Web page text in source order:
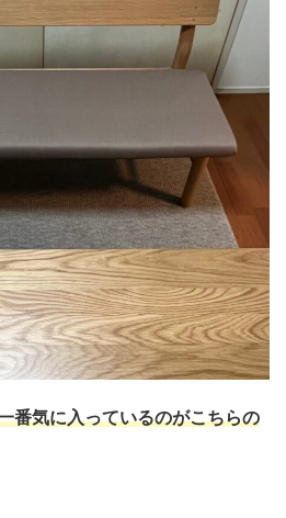
番気に入っているのがこちらの